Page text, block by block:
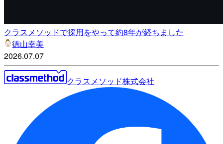
クラスメソッドで採用をやって約8年が経ちました
徳山幸美
2026.07.07
クラスメソッド株式会社